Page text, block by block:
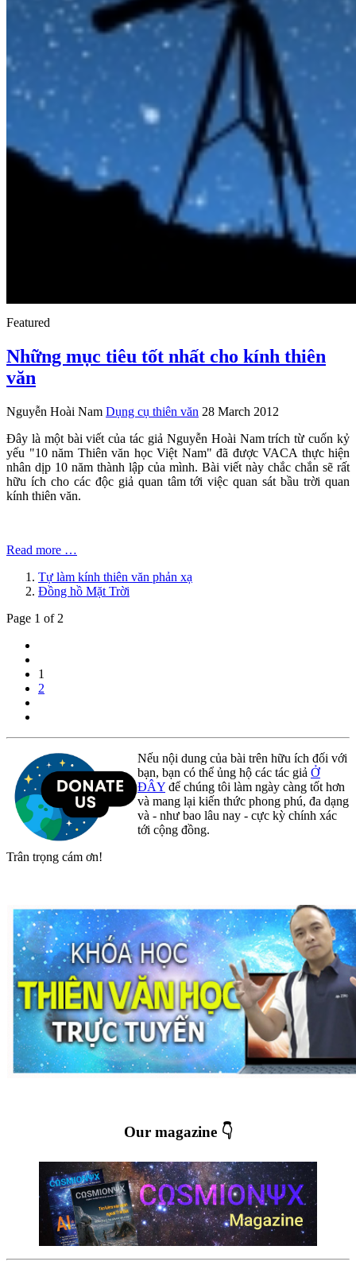
Featured
Những mục tiêu tốt nhất cho kính thiên
văn
Nguyễn Hoài Nam Dụng cụ thiên văn 28 March 2012
Đây là một bài viết của tác giả Nguyễn Hoài Nam trích từ cuốn kỷ
yếu "10 năm Thiên văn học Việt Nam" đã được VACA thực hiện
nhân dịp 10 năm thành lập của mình. Bài viết này chắc chắn sẽ rất
hữu ích cho các độc giả quan tâm tới việc quan sát bầu trời quan
kính thiên văn.
Read more …
Tự làm kính thiên văn phản xạ
Đồng hồ Mặt Trời
Page 1 of 2
1
2
Nếu nội dung của bài trên hữu ích đối với
bạn, bạn có thể ủng hộ các tác giả Ở
ĐÂY để chúng tôi làm ngày càng tốt hơn
và mang lại kiến thức phong phú, đa dạng
và - như bao lâu nay - cực kỳ chính xác
tới cộng đồng.
Trân trọng cám ơn!
Our magazine 👇